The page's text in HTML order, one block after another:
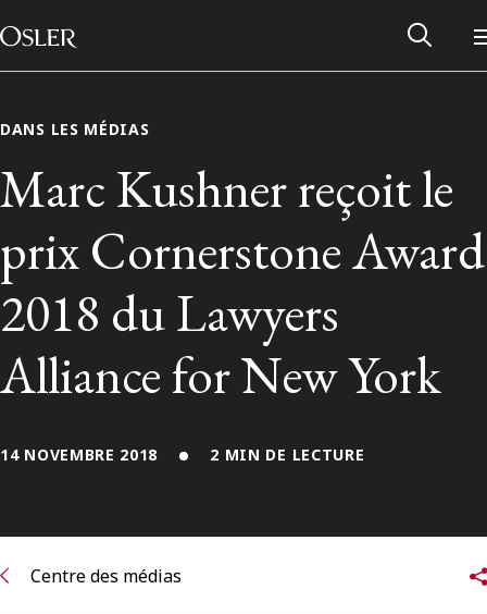
Passer au contenu
Main Navigation
Contactez-nous
S’abonner aux articles Osler
DANS LES MÉDIAS
Marc Kushner reçoit le
prix Cornerstone Award
2018 du Lawyers
Alliance for New York
14 NOVEMBRE 2018 2 MIN DE LECTURE
Centre des médias